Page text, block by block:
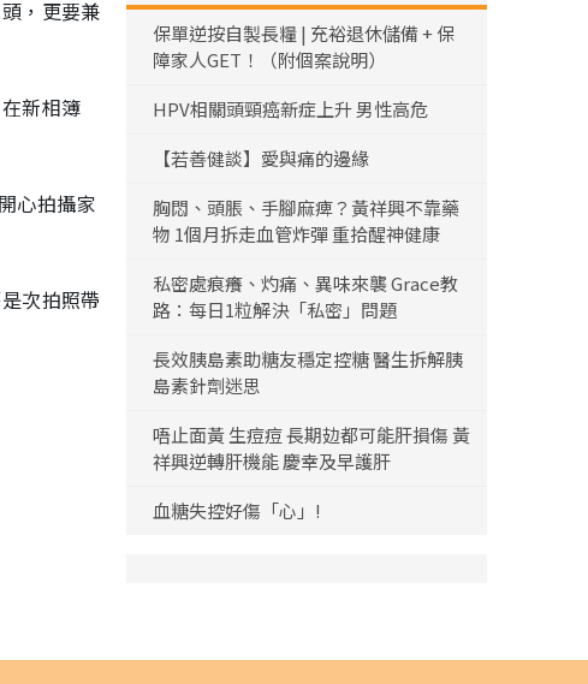
，更要兼
新相簿
心拍攝家
次拍照帶
保單逆按自製長糧 | 充裕退休儲備 + 保
障家人GET！（附個案說明）
HPV相關頭頸癌新症上升 男性高危
【若善健談】愛與痛的邊緣
胸悶、頭脹、手腳麻痺？黃祥興不靠藥
物 1個月拆走血管炸彈 重拾醒神健康
私密處痕癢、灼痛、異味來襲 Grace教
路：每日1粒解決「私密」問題
長效胰島素助糖友穩定控糖 醫生拆解胰
島素針劑迷思
唔止面黃 生痘痘 長期攰都可能肝損傷 黃
祥興逆轉肝機能 慶幸及早護肝
血糖失控好傷「心」!